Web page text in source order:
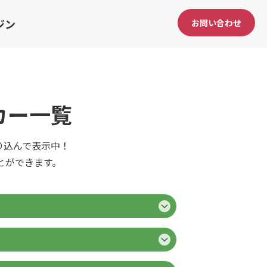
ン お問い合わせ
一覧
んで表示中！
できます。